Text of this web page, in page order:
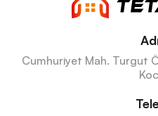
Cumhuriyet Mah. Turgut